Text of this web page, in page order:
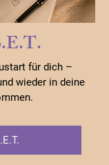
für dich –
wieder in deine